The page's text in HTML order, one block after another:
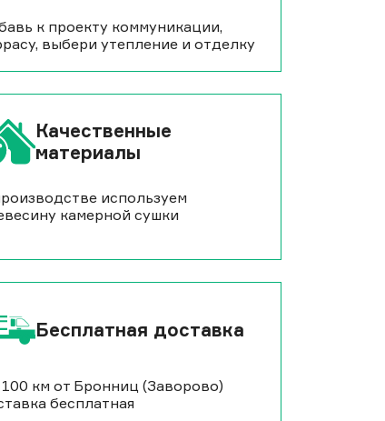
к проекту коммуникации,
выбери утепление и отделку
Качественные
материалы
используем
камерной сушки
Бесплатная доставка
км от Бронниц (Заворово)
бесплатная